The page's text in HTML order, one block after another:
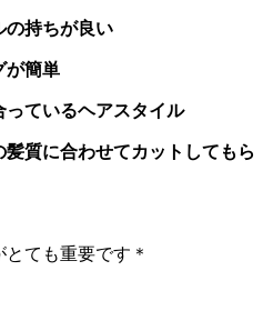
の持ちが良い
が簡単
っているヘアスタイル
質に合わせてカットしてもら
ても重要です＊